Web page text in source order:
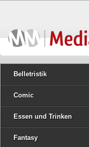
Belletristik
Comic
Essen und Trinken
Fantasy